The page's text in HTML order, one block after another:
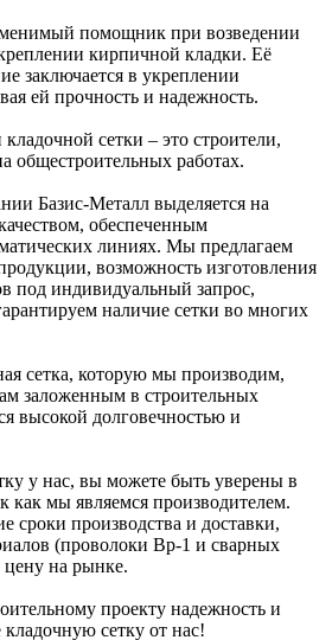
помощник при возведении
кирпичной кладки. Её
заключается в укреплении
ей прочность и надежность.
сетки – это строители,
общестроительных работах.
Базис-Металл выделяется на
обеспеченным
линиях. Мы предлагаем
возможность изготовления
под индивидуальный запрос,
наличие сетки во многих
сетка, которую мы производим,
заложенным в строительных
высокой долговечностью и
у нас, вы можете быть уверены в
как мы являемся производителем.
сроки производства и доставки,
(проволоки Вр-1 и сварных
на рынке.
проекту надежность и
сетку от нас!